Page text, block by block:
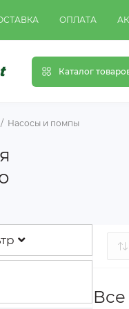
ОПЛАТА
Каталог
Насосы и помпы
Все